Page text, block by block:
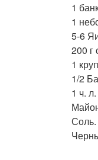
1
1
5-6
200 г
1
1/2
1 ч.
Соль.